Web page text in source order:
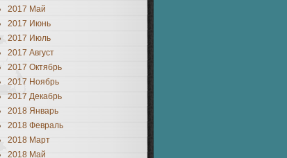
2017 Май
2017 Июнь
2017 Июль
2017 Август
2017 Октябрь
2017 Ноябрь
2017 Декабрь
2018 Январь
2018 Февраль
2018 Март
2018 Май